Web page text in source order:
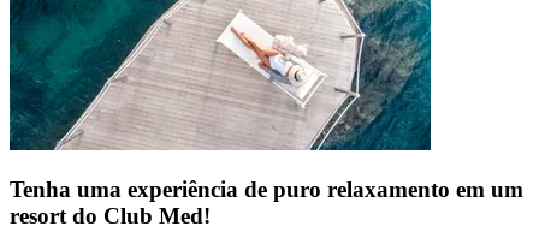
Tenha uma experiência de puro relaxamento em um
resort do Club Med!